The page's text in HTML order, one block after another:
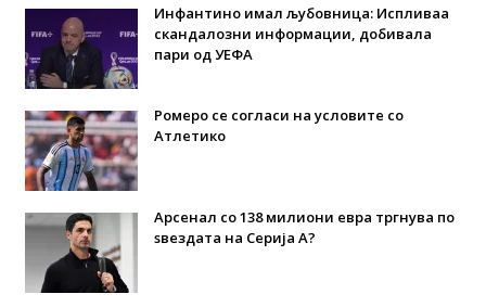
Инфантино имал љубовница: Испливаа
скандалозни информации, добивала
пари од УЕФА
Ромеро се согласи на условите со
Атлетико
Арсенал со 138 милиони евра тргнува по
ѕвездата на Серија А?